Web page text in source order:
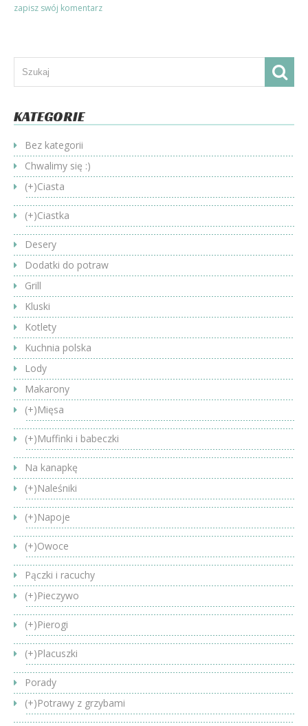
KATEGORIE
Bez kategorii
Chwalimy się :)
(+)Ciasta
(+)Ciastka
Desery
Dodatki do potraw
Grill
Kluski
Kotlety
Kuchnia polska
Lody
Makarony
(+)Mięsa
(+)Muffinki i babeczki
Na kanapkę
(+)Naleśniki
(+)Napoje
(+)Owoce
Pączki i racuchy
(+)Pieczywo
(+)Pierogi
(+)Placuszki
Porady
(+)Potrawy z grzybami